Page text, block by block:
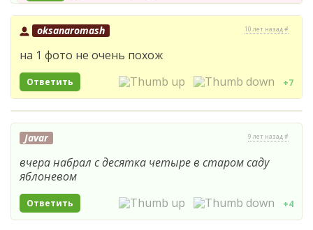
oksanaromash 10 лет назад #
на 1 фото не очень похож
Ответить +7
Javar 9 лет назад #
вчера набрал с десятка четыре в старом саду
яблоневом
Ответить +4